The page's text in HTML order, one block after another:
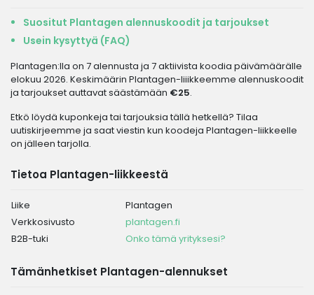
Suositut Plantagen alennuskoodit ja tarjoukset
Usein kysyttyä (FAQ)
Plantagen:lla on 7 alennusta ja 7 aktiivista koodia päivämäärälle
elokuu 2026. Keskimäärin Plantagen-liiikkeemme alennuskoodit
ja tarjoukset auttavat säästämään €25.
Etkö löydä kuponkeja tai tarjouksia tällä hetkellä? Tilaa
uutiskirjeemme ja saat viestin kun koodeja Plantagen-liikkeelle
on jälleen tarjolla.
Tietoa Plantagen-liikkeestä
Liike
Plantagen
Verkkosivusto
plantagen.fi
B2B-tuki
Onko tämä yrityksesi?
Tämänhetkiset Plantagen-alennukset